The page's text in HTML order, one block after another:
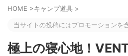
HOME >キャンプ道具 >
当サイトの投稿にはプロモーションを
極上の寝心地！